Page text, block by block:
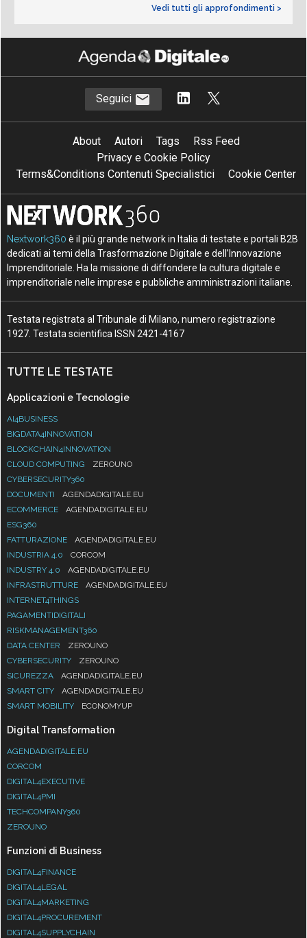
Vedi tutti gli approfondimenti >
Seguici
About Autori Tags
Rss Feed
Privacy e Cookie Policy
Terms&Conditions Contenuti Specialistici
Cookie Center
Nextwork360 è il più grande network in Italia di testate e portali B2B
dedicati ai temi della Trasformazione Digitale e dell’Innovazione
Imprenditoriale. Ha la missione di diffondere la cultura digitale e
imprenditoriale nelle imprese e pubbliche amministrazioni italiane.
Testata registrata al Tribunale di Milano, numero registrazione
1927. Testata scientifica ISSN 2421-4167
TUTTE LE TESTATE
Applicazioni e Tecnologie
AI4BUSINESS
BIGDATA4INNOVATION
BLOCKCHAIN4INNOVATION
CLOUD COMPUTING
ZEROUNO
CYBERSECURITY360
DOCUMENTI
AGENDADIGITALE.EU
ECOMMERCE
AGENDADIGITALE.EU
ESG360
FATTURAZIONE
AGENDADIGITALE.EU
INDUSTRIA 4.0
CORCOM
INDUSTRY 4.0
AGENDADIGITALE.EU
INFRASTRUTTURE
AGENDADIGITALE.EU
INTERNET4THINGS
PAGAMENTIDIGITALI
RISKMANAGEMENT360
DATA CENTER
ZEROUNO
CYBERSECURITY
ZEROUNO
SICUREZZA
AGENDADIGITALE.EU
SMART CITY
AGENDADIGITALE.EU
SMART MOBILITY
ECONOMYUP
Digital Transformation
AGENDADIGITALE.EU
CORCOM
DIGITAL4EXECUTIVE
DIGITAL4PMI
TECHCOMPANY360
ZEROUNO
Funzioni di Business
DIGITAL4FINANCE
DIGITAL4LEGAL
DIGITAL4MARKETING
DIGITAL4PROCUREMENT
DIGITAL4SUPPLYCHAIN